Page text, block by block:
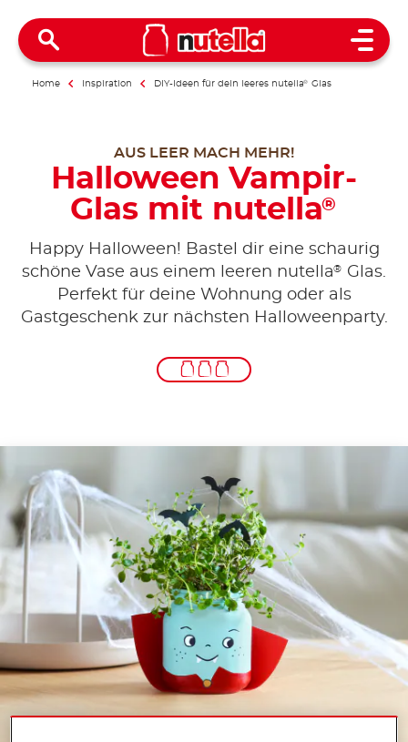
Open
Home Inspiration DIY-Ideen für dein leeres nutella® Glas
AUS LEER MACH MEHR!
Halloween Vampir-
Glas mit nutella®
Happy Halloween! Bastel dir eine schaurig
schöne Vase aus einem leeren nutella®
Glas.
Perfekt für deine Wohnung oder als
Gastgeschenk zur nächsten Halloweenparty.